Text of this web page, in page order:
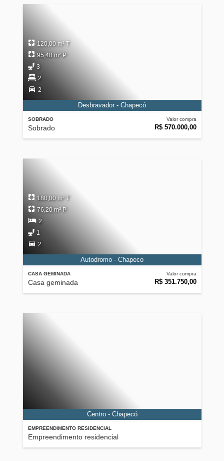
SOBRADO
Sobrado
Valor compra
R$ 570.000,00
120,00 m² T
95,48 m² P
3
2
2
Desbravador - Chapecó
CASA GEMINADA
Casa geminada
Valor compra
R$ 351.750,00
180,00 m² T
76,20 m² P
2
1
2
Autodromo - Chapeco
EMPREENDIMENTO RESIDENCIAL
Empreendimento residencial
Centro - Chapecó